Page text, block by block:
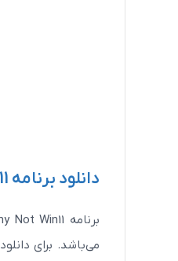
دانلود برنامه Why Not Win11